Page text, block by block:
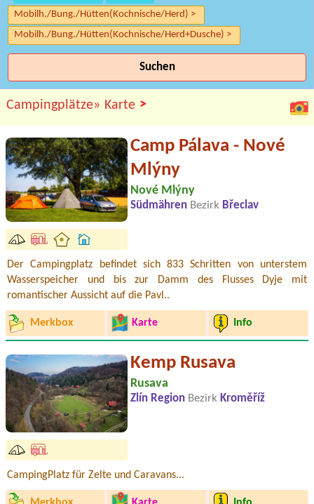
Mobilh./Bung./Hütten(Kochnische/Herd) >
Mobilh./Bung./Hütten(Kochnische/Herd+Dusche) >
Suchen
Campingplätze» Karte >
Camp Pálava - Nové
Mlýny
Nové Mlýny
Südmähren Bezirk Břeclav
Der Campingplatz befindet sich 833 Schritten von unterstem
Wasserspeicher und bis zur Damm des Flusses Dyje mit
romantischer Aussicht auf die Pavl..
Merkbox Karte Info
Kemp Rusava
Rusava
Zlín Region Bezirk Kroměříž
CampingPlatz für Zelte und Caravans...